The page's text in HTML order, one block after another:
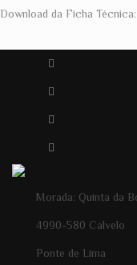
Download da Ficha
Morada: Quinta da
4990-580 Calvelo
Ponte de Lima